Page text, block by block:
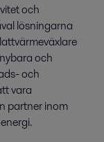
och
lösningarna
och
och
vara
partner inom